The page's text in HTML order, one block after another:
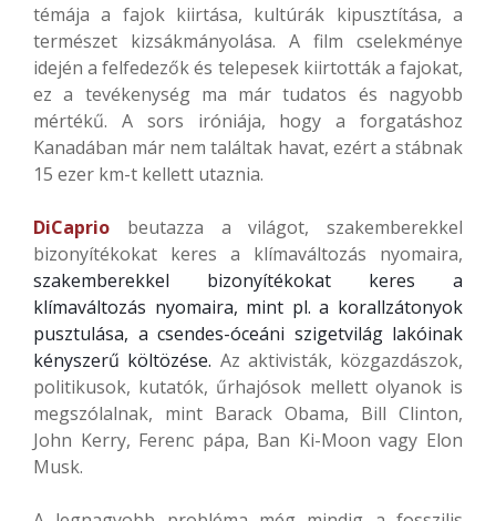
témája a fajok kiirtása, kultúrák kipusztítása, a
természet kizsákmányolása. A film cselekménye
idején a felfedezők és telepesek kiirtották a fajokat,
ez a tevékenység ma már tudatos és nagyobb
mértékű. A sors iróniája, hogy a forgatáshoz
Kanadában már nem találtak havat, ezért a stábnak
15 ezer km-t kellett utaznia.
DiCaprio beutazza a világot, szakemberekkel
bizonyítékokat keres a klímaváltozás nyomaira,
szakemberekkel bizonyítékokat keres a
klímaváltozás nyomaira, mint pl. a korallzátonyok
pusztulása, a csendes-óceáni szigetvilág lakóinak
kényszerű költözése. Az aktivisták, közgazdászok,
politikusok, kutatók, űrhajósok mellett olyanok is
megszólalnak, mint Barack Obama, Bill Clinton,
John Kerry, Ferenc pápa, Ban Ki-Moon vagy Elon
Musk.